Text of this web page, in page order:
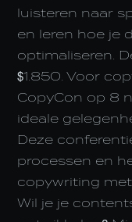
luisteren naar
en leren hoe je
optimaliseren.
$1.850. Voor
CopyCon op 8
ideale
Deze
processen en
copywriting
Wil je je